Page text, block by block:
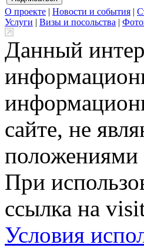
О проекте | Новости и события |
Услуги | Визы и посольства |
Данный
сайте, не
положениями
При
ссылка на
Условия